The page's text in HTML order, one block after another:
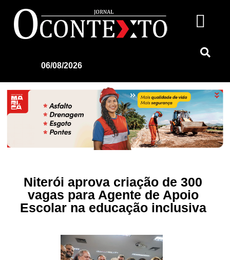
06/08/2026
Niterói aprova criação de 300
vagas para Agente de Apoio
Escolar na educação inclusiva